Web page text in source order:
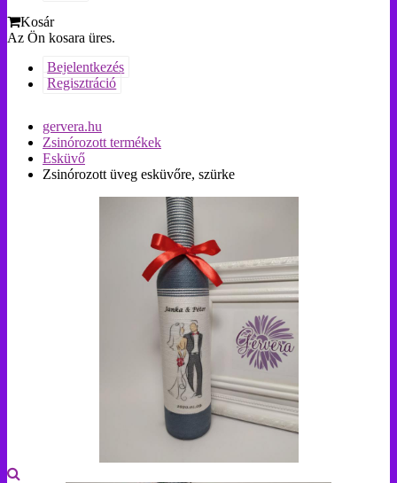
Kosár
Az Ön kosara üres.
Bejelentkezés
Regisztráció
gervera.hu
Zsinórozott termékek
Esküvő
Zsinórozott üveg esküvőre, szürke